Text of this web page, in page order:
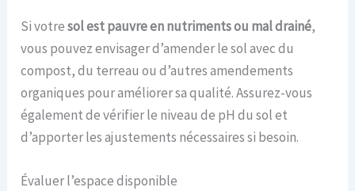
Si votresol est pauvre en nutriments ou mal drainé,
vous pouvez envisager d’amender le sol avec du
compost, du terreau ou d’autres amendements
organiques pour améliorer sa qualité. Assurez-vous
également de vérifier le niveau de pH du sol et
d’apporter les ajustements nécessaires si besoin.
Évaluer l’espace disponible